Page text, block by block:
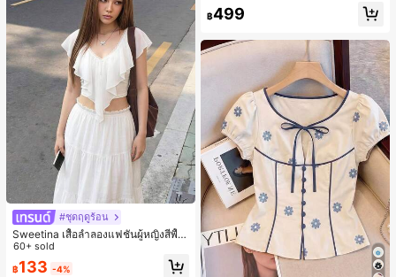
#ชุดฤดูร้อน
Sweetina เสื้อลำลองแฟชั่นผู้หญิงสีพื้น
แต่งระบายอเนกประสงค์
60+ sold
฿133 -4%
#1 ขายดี
ใน บรรยากาศฤดูร้อน กระเป๋าหูหิ้วด้านบนผู้หญิง
เกือบหมดแล้ว!
฿499